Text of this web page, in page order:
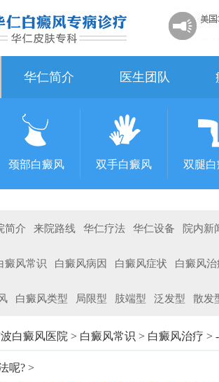
华仁简介 医生团队
颈部白癜风 双手白癜风 双腿
简介 来院路线 华仁疗法 华仁设备 院内新
癜风常识 白癜风病因 白癜风症状 白癜风治
白癜风类型 局限型 肢端型 泛发型 散发
白癜风医院 > 白癜风常识 > 白癜风治疗 > -
呢? >